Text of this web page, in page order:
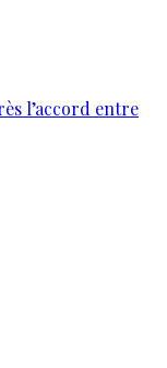
l’accord entre